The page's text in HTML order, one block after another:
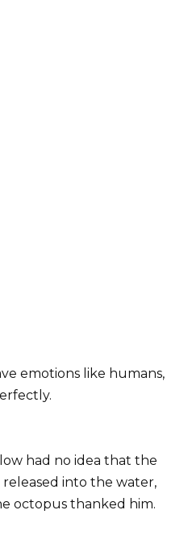
emotions like humans,
had no idea that the
into the water,
octopus thanked him.